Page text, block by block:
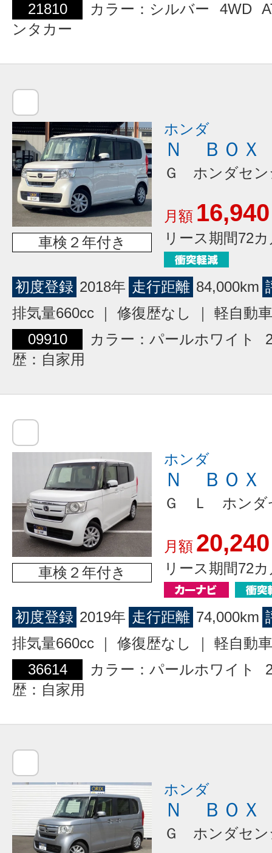
21810
カラー：シルバー 4WD
ンタカー
車検２年付き
ホンダ
Ｎ ＢＯＸ
Ｇ ホンダセン
月額 16,940
リース期間72
初度登録 2018年 走行距離 84,000km
排気量660cc ｜ 修復歴なし ｜ 軽自動車
09910
カラー：パールホワイト
歴：自家用
車検２年付き
ホンダ
Ｎ ＢＯＸ
Ｇ Ｌ ホンダ
月額 20,240
リース期間72
初度登録 2019年 走行距離 74,000km
排気量660cc ｜ 修復歴なし ｜ 軽自動車
36614
カラー：パールホワイト
歴：自家用
ホンダ
Ｎ ＢＯＸ
Ｇ ホンダセン